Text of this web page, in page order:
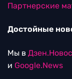
Партнерские
Достойные
Мы в
и Google.News